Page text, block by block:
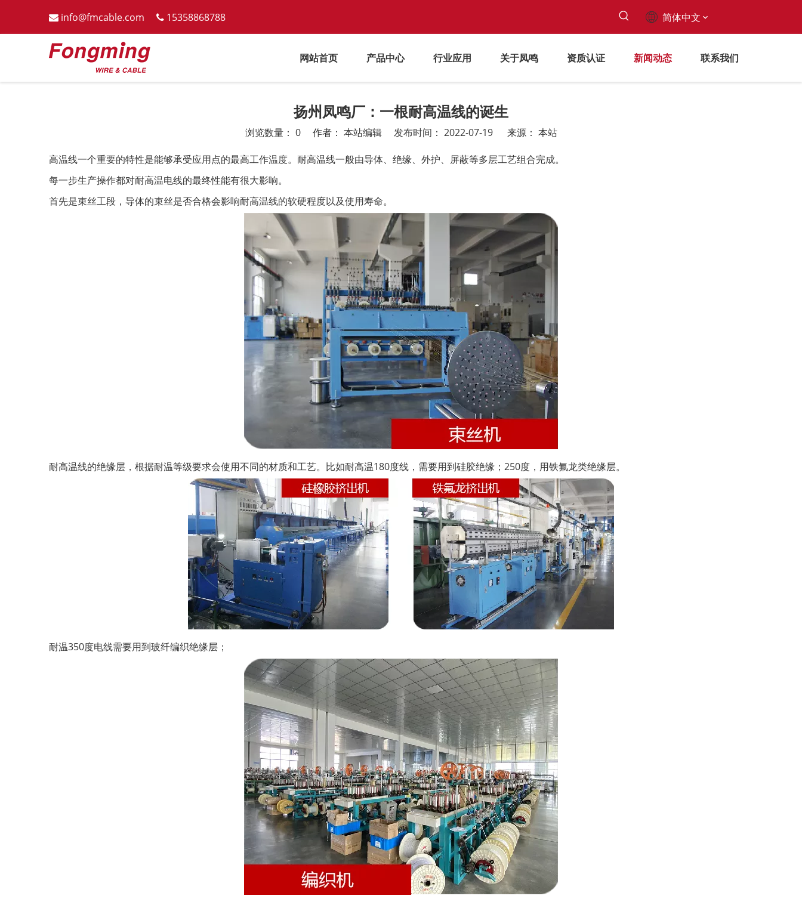
 info@fmcable.com  15358868788 简体中文
网站首页 产品中心 行业应用 关于凤鸣 资质认证 新闻动态 联系我们
扬州凤鸣厂：一根耐高温线的诞生
浏览数量： 0作者： 本站编辑 发布时间： 2022-07-19 来源： 本站
["wechat","weibo","qzone","douban","email"]
高温线一个重要的特性是能够承受应用点的最高工作温度。耐高温线一般由导体、绝缘、外护、屏蔽等多层工艺组合完成。
每一步生产操作都对耐高温电线的最终性能有很大影响。
首先是束丝工段，导体的束丝是否合格会影响耐高温线的软硬程度以及使用寿命。
耐高温线的绝缘层，根据耐温等级要求会使用不同的材质和工艺。比如耐高温180度线，需要用到硅胶绝缘；250度，用铁氟龙类绝缘层。
耐温350度电线需要用到玻纤编织绝缘层；